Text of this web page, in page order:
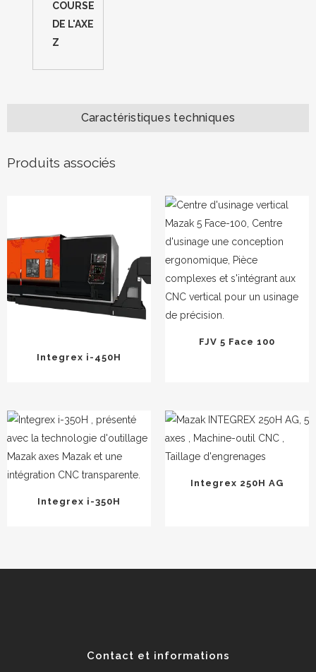
COURSE
DE L'AXE
Z
Caractéristiques techniques
Produits associés
Integrex i-450H
FJV 5 Face 100
Integrex i-350H
Integrex 250H AG
Contact et informations